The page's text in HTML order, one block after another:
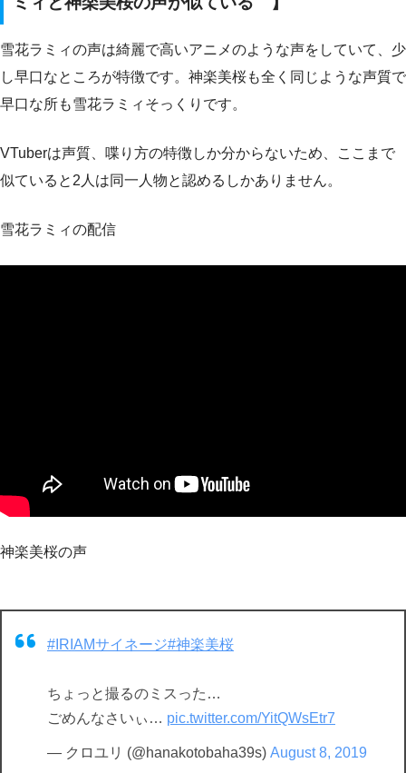
雪花ラミィの声は綺麗で高いアニメのような声をしていて、少
し早口なところが特徴です。神楽美桜も全く同じような声質で
早口な所も雪花ラミィそっくりです。
VTuberは声質、喋り方の特徴しか分からないため、ここまで
似ていると2人は同一人物と認めるしかありません。
雪花ラミィの配信
神楽美桜の声
#IRIAMサイネージ#神楽美桜
ちょっと撮るのミスった…
ごめんなさいぃ… pic.twitter.com/YitQWsEtr7
— クロユリ (@hanakotobaha39s) August 8, 2019